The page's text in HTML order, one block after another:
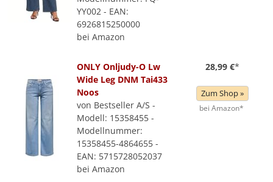
YY002 - EAN:
6926815250000
bei Amazon
ONLY Onljudy-O Lw
Wide Leg DNM Tai433
Noos
von Bestseller A/S -
Modell: 15358455 -
Modellnummer:
15358455-4864655 -
EAN: 5715728052037
bei Amazon
28,99 €*
Zum Shop »
bei Amazon*